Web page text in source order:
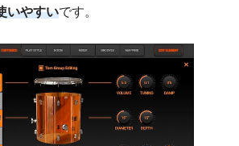
いやすいです。